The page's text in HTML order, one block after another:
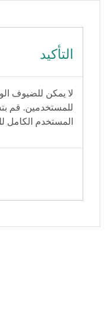
التأكيد
لا يمكن للضيوف
للمستخدمين. قم
المستخدم الكامل